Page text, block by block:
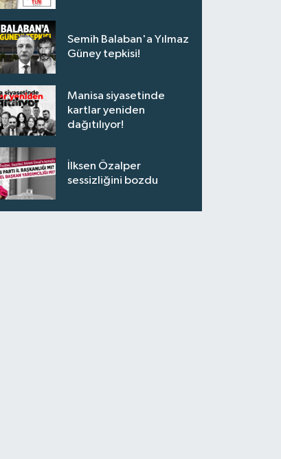
Semih Balaban'a Yılmaz
Güney tepkisi!
Manisa siyasetinde
kartlar yeniden
dağıtılıyor!
İlksen Özalper
sessizliğini bozdu